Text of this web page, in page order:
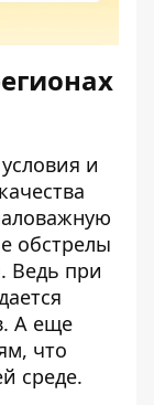
и
обстрелы
Ведь при
А еще
что
среде.